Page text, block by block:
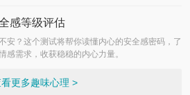
感等级评估
安？这个测试将帮你读懂内心的安全感密码，了
感需求，收获稳稳的内心力量。
更多趣味心理 >